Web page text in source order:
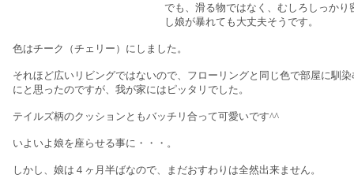
でも、滑る物ではなく、むしろしっか
し娘が暴れても大丈夫そうです。
色はチーク（チェリー）にしました。
それほど広いリビングではないので、フローリングと同じ色で部屋に馴染
にと思ったのですが、我が家にはピッタリでした。
テイルズ柄のクッションともバッチリ合って可愛いです^^
いよいよ娘を座らせる事に・・・。
しかし、娘は４ヶ月半ばなので、まだおすわりは全然出来ません。